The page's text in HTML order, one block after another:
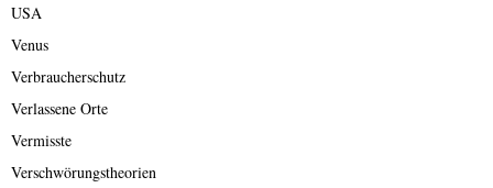
USA
Venus
Verbraucherschutz
Verlassene Orte
Vermisste
Verschwörungstheorien